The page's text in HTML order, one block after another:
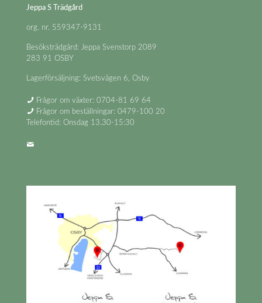
Jeppa S Trädgård
org. nr. 559347-9131
Besöksträdgård: Jeppa Svenstorp 2089
283 91 OSBY
Lagerförsäljning: Svetsvägen 6, Osby
Frågor om växter: 0704-81 69 64
Frågor om beställningar: 0479-100 20
Telefontid: Onsdag 13.30-15:30